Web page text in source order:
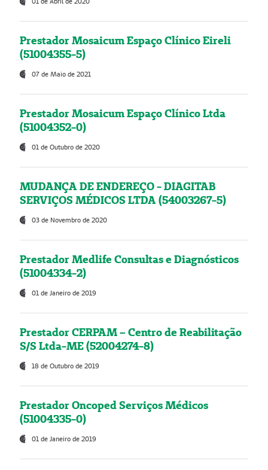
Prestador Mosaicum Espaço Clínico Eireli
(51004355-5)
07 de Maio de 2021
Prestador Mosaicum Espaço Clínico Ltda
(51004352-0)
01 de Outubro de 2020
MUDANÇA DE ENDEREÇO - DIAGITAB
SERVIÇOS MÉDICOS LTDA (54003267-5)
03 de Novembro de 2020
Prestador Medlife Consultas e Diagnósticos
(51004334-2)
01 de Janeiro de 2019
Prestador CERPAM – Centro de Reabilitação
S/S Ltda-ME (52004274-8)
18 de Outubro de 2019
Prestador Oncoped Serviços Médicos
(51004335-0)
01 de Janeiro de 2019